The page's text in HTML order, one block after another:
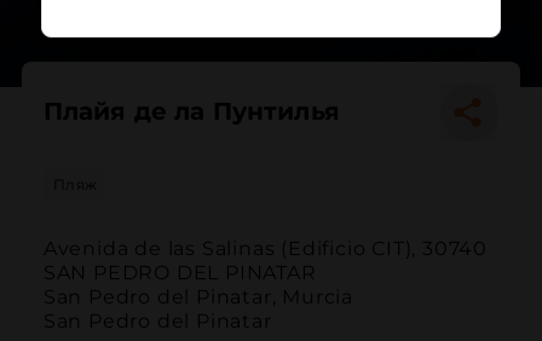
Плайя де ла Пунтилья
Пляж
Avenida de las Salinas (Edificio CIT), 30740
SAN PEDRO DEL PINATAR
San Pedro del Pinatar, Murcia
San Pedro del Pinatar